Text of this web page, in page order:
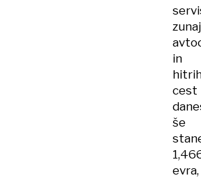
zunaj
in
cest
še
evra,